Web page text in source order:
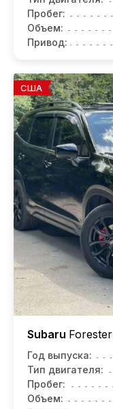
Пробег:
Объем:
Привод:
США
Subaru Forester
Год выпуска:
Тип двигателя:
Пробег:
Объем: